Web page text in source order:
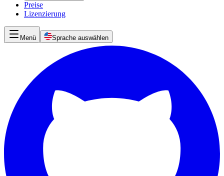
Preise
Lizenzierung
Menü Sprache auswählen